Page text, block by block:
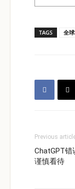
TAGS 全
Previous
ChatGPT
谨慎看待